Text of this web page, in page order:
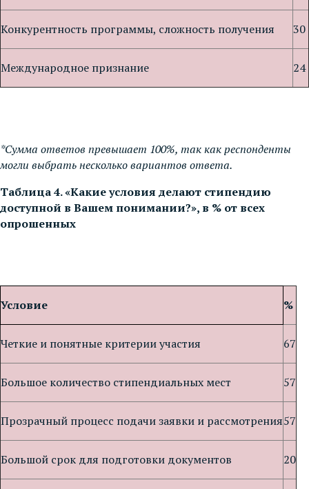
Конкурентность программы, сложность получения 30
Международное признание 24
*Сумма ответов превышает 100%, так как респонденты
могли выбрать несколько вариантов ответа.
Таблица 4. «Какие условия делают стипендию
доступной в Вашем понимании?», в % от всех
опрошенных
Условие %
Четкие и понятные критерии участия 67
Большое количество стипендиальных мест 57
Прозрачный процесс подачи заявки и рассмотрения57
Большой срок для подготовки документов 20